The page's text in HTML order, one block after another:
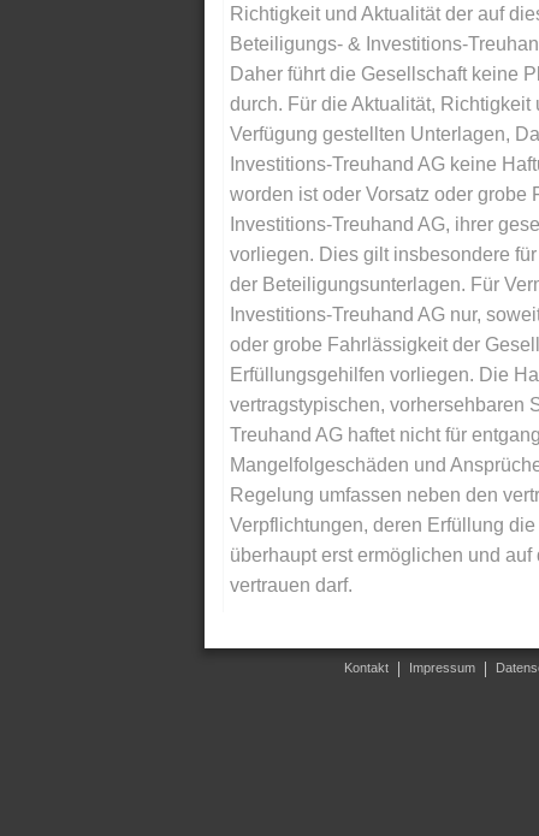
Richtigkeit und Aktualität der auf
Beteiligungs- & Investitions-
Daher führt die Gesellschaft keine
durch. Für die Aktualität,
Verfügung gestellten Unterlagen,
Investitions-Treuhand AG keine
worden ist oder Vorsatz oder
Investitions-Treuhand AG, ihrer
vorliegen. Dies gilt insbesondere
der Beteiligungsunterlagen. Für
Investitions-Treuhand AG nur,
oder grobe Fahrlässigkeit der
Erfüllungsgehilfen vorliegen. Die
vertragstypischen, vorhersehbaren
Treuhand AG haftet nicht für
Mangelfolgeschäden und
Regelung umfassen neben den
Verpflichtungen, deren Erfüllung
überhaupt erst ermöglichen und
vertrauen darf.
Kontakt Impressum